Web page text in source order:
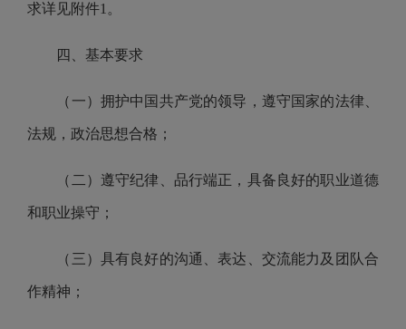
求详见附件1 。
四、基本要求
（一）拥护中国共产党的领导，遵守国家的法律、
法规，政治思想合格；
（二）遵守纪律、品行端正，具备良好的职业道德
和职业操守；
（三）具有良好的沟通、表达、交流能力及团队合
作精神；